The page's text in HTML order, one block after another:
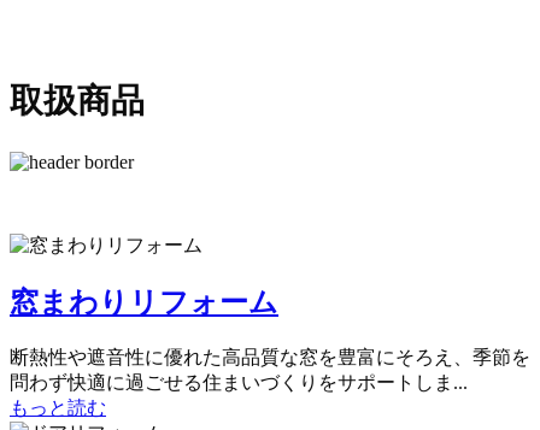
取扱商品
窓まわりリフォーム
断熱性や遮音性に優れた高品質な窓を豊富にそろえ、季節を
問わず快適に過ごせる住まいづくりをサポートしま...
もっと読む